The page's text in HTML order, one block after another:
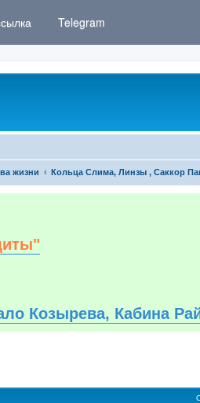
Telegram
жизни Кольца Слима, Линзы , Саккор
Козырева, Кабина